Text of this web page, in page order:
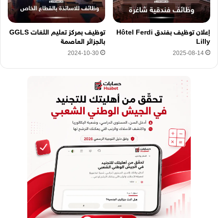
إعلان توظيف بفندق Hôtel Ferdi
Lilly
2025-08-14
توظيف بمركز تعليم اللغات GGLS
بالجزائر العاصمة
2024-10-30